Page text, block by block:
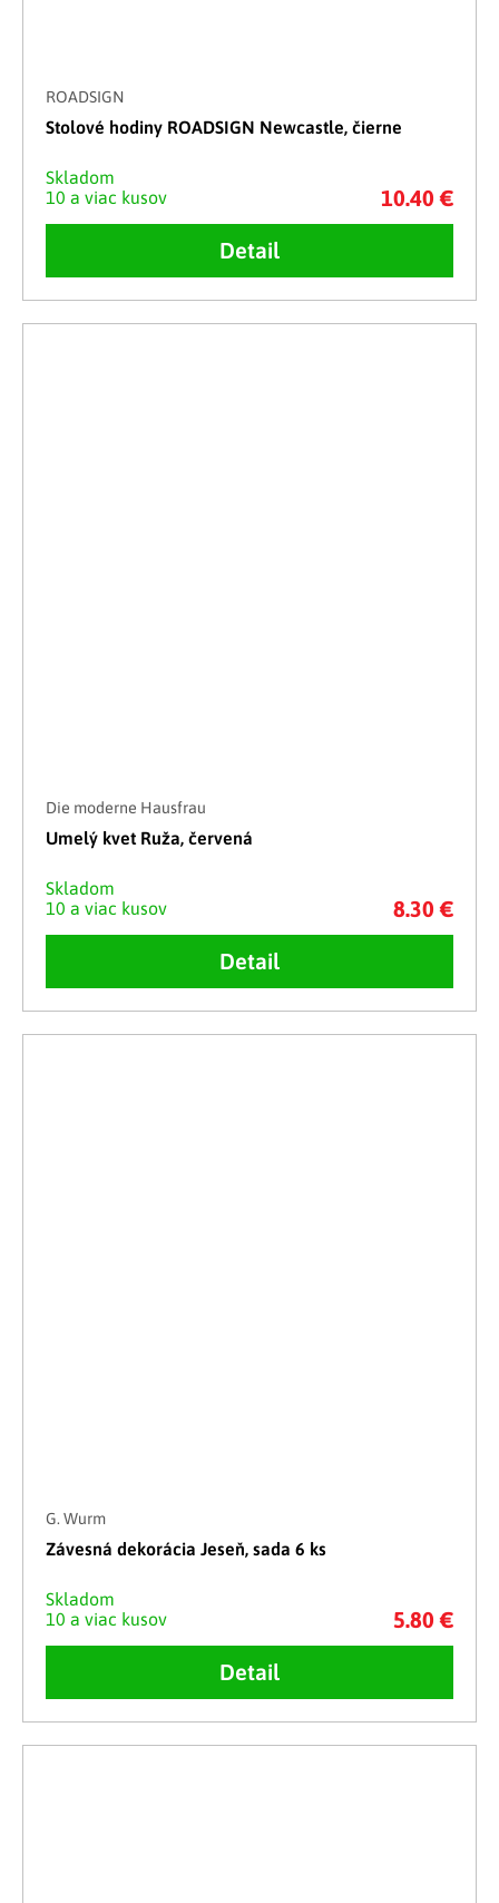
ROADSIGN
Stolové hodiny ROADSIGN Newcastle, čierne
Skladom
10 a viac kusov
10.40 €
Detail
Die moderne Hausfrau
Umelý kvet Ruža, červená
Skladom
10 a viac kusov
8.30 €
Detail
G. Wurm
Závesná dekorácia Jeseň, sada 6 ks
Skladom
10 a viac kusov
5.80 €
Detail